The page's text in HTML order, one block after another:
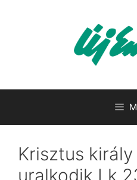
Krisztus
uralkodik Lk